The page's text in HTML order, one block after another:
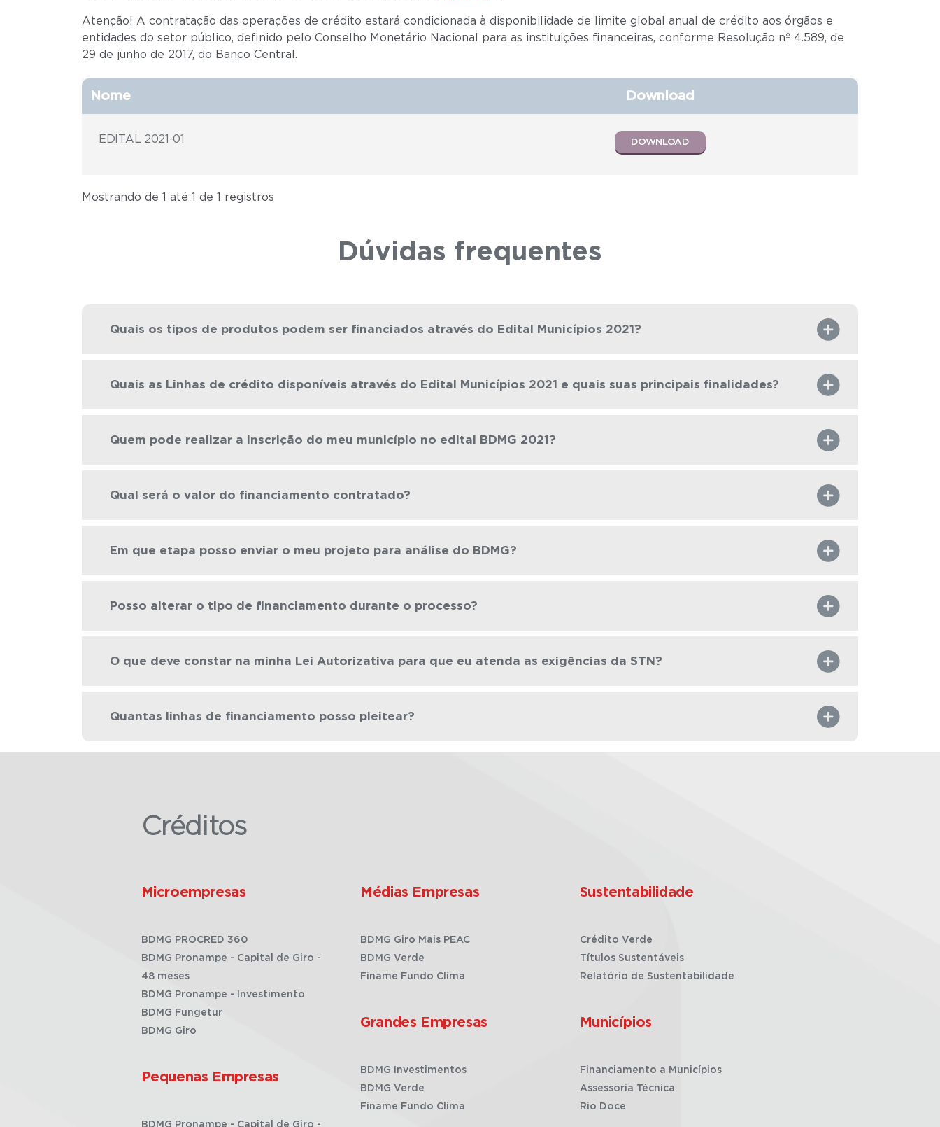
Atenção! A contratação das operações de crédito estará condicionada à disponibilidade de limite global anual de crédito aos órgãos e
entidades do setor público, definido pelo Conselho Monetário Nacional para as instituições financeiras, conforme Resolução nº 4.589, de
29 de junho de 2017, do Banco Central.
Nome Download
EDITAL 2021-01 DOWNLOAD
Mostrando de 1 até 1 de 1 registros
Dúvidas frequentes
Quais os tipos de produtos podem ser financiados através do Edital Municípios 2021?
Quais as Linhas de crédito disponíveis através do Edital Municípios 2021 e quais suas principais finalidades?
Quem pode realizar a inscrição do meu município no edital BDMG 2021?
Qual será o valor do financiamento contratado?
Em que etapa posso enviar o meu projeto para análise do BDMG?
Posso alterar o tipo de financiamento durante o processo?
O que deve constar na minha Lei Autorizativa para que eu atenda as exigências da STN?
Quantas linhas de financiamento posso pleitear?
Créditos
Microempresas
BDMG PROCRED 360
BDMG Pronampe - Capital de Giro -
48 meses
BDMG Pronampe - Investimento
BDMG Fungetur
BDMG Giro
Pequenas Empresas
BDMG Pronampe - Capital de Giro -
Médias Empresas
BDMG Giro Mais PEAC
BDMG Verde
Finame Fundo Clima
Grandes Empresas
BDMG Investimentos
BDMG Verde
Finame Fundo Clima
Sustentabilidade
Crédito Verde
Títulos Sustentáveis
Relatório de Sustentabilidade
Municípios
Financiamento a Municípios
Assessoria Técnica
Rio Doce